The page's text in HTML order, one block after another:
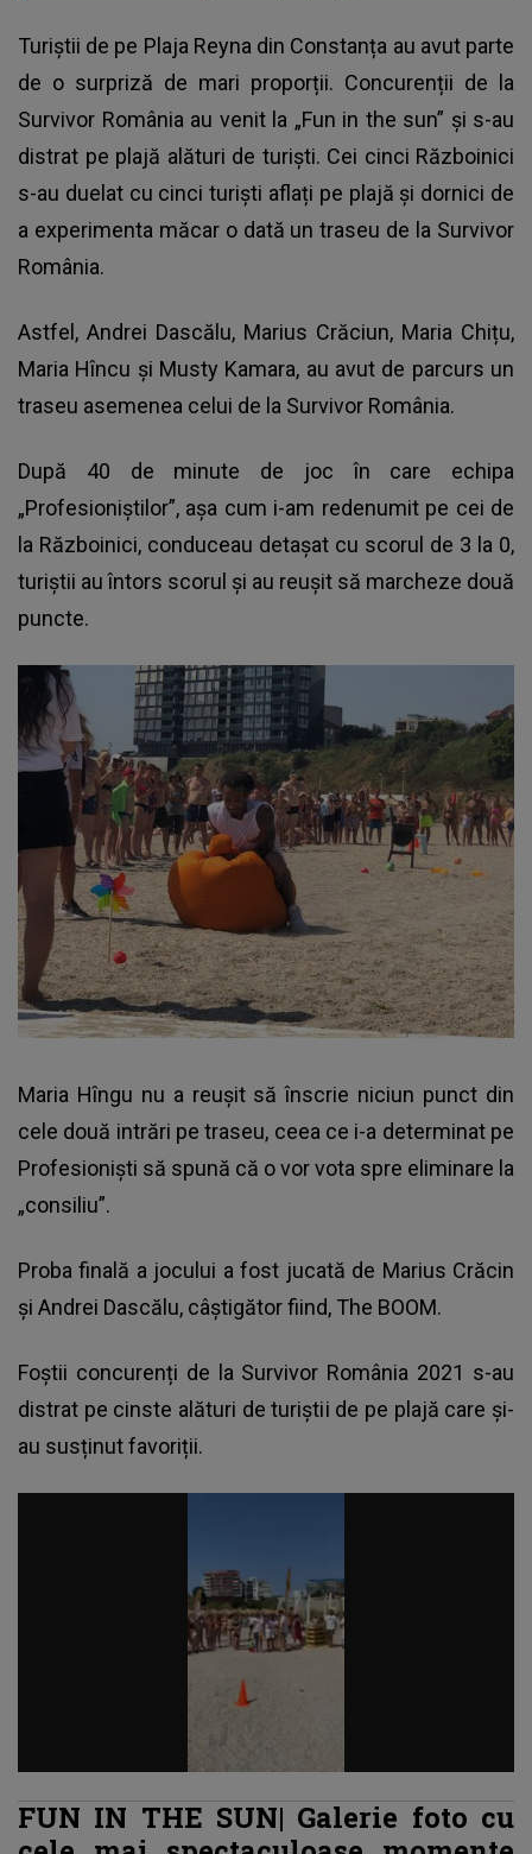
Turiștii de pe Plaja Reyna din Constanța au avut parte
de o surpriză de mari proporții. Concurenții de la
Survivor România au venit la „Fun in the sun” și s-au
distrat pe plajă alături de turiști. Cei cinci Războinici
s-au duelat cu cinci turiști aflați pe plajă și dornici de
a experimenta măcar o dată un traseu de la Survivor
România.
Astfel, Andrei Dascălu, Marius Crăciun, Maria Chițu,
Maria Hîncu și Musty Kamara, au avut de parcurs un
traseu asemenea celui de la Survivor România.
După 40 de minute de joc în care echipa
„Profesioniștilor”, așa cum i-am redenumit pe cei de
la Războinici, conduceau detașat cu scorul de 3 la 0,
turiștii au întors scorul și au reușit să marcheze două
puncte.
Maria Hîngu nu a reușit să înscrie niciun punct din
cele două intrări pe traseu, ceea ce i-a determinat pe
Profesioniști să spună că o vor vota spre eliminare la
„consiliu”.
Proba finală a jocului a fost jucată de Marius Crăcin
și Andrei Dascălu, câștigător fiind, The BOOM.
Foștii concurenți de la Survivor România 2021 s-au
distrat pe cinste alături de turiștii de pe plajă care și-
au susținut favoriții.
FUN IN THE SUN| Galerie foto cu